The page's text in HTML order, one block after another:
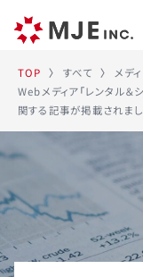
TOP 〉 すべて 〉 メデ
Webメディア「レンタル
関する記事が掲載されま